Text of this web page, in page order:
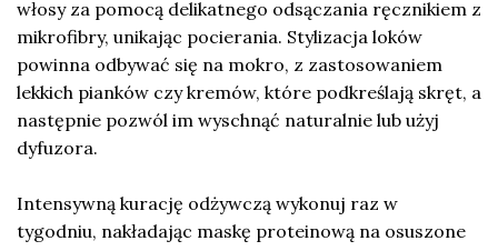
włosy za pomocą delikatnego odsączania ręcznikiem z
mikrofibry, unikając pocierania. Stylizacja loków
powinna odbywać się na mokro, z zastosowaniem
lekkich pianków czy kremów, które podkreślają skręt, a
następnie pozwól im wyschnąć naturalnie lub użyj
dyfuzora.
Intensywną kurację odżywczą wykonuj raz w
tygodniu, nakładając maskę proteinową na osuszone